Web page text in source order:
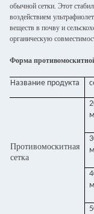
обычной сетки. Этот
воздействием
веществ в почву и
органическую
Форма
Название продукта
Противомоскитная
сетка